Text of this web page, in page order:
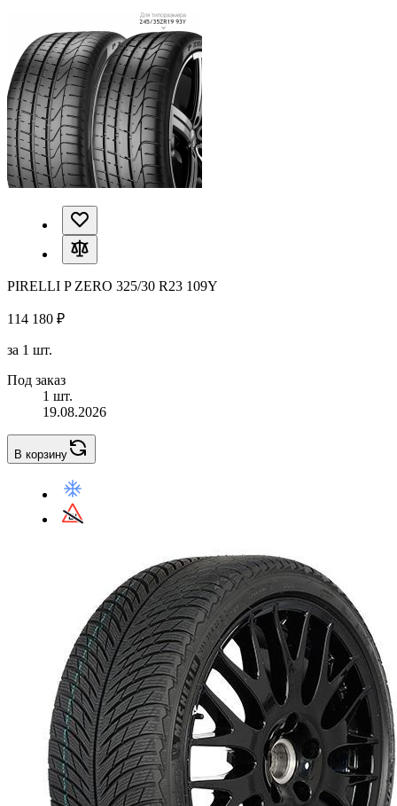
PIRELLI P ZERO 325/30 R23 109Y
114 180 ₽
за 1 шт.
Под заказ
1 шт.
19.08.2026
В корзину